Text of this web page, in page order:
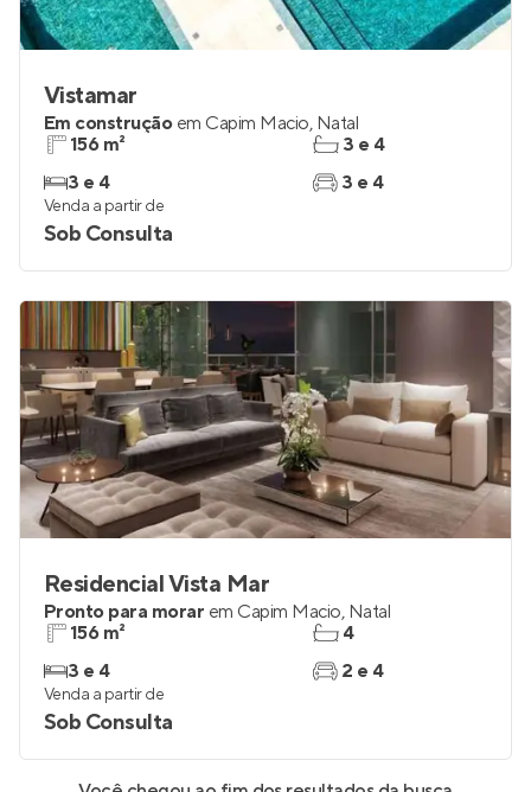
Vistamar
Em construção em Capim Macio, Natal
156 m²
3 e 4
3 e 4
3 e 4
Venda a partir de
Sob Consulta
Residencial Vista Mar
Pronto para morar em Capim Macio, Natal
156 m²
3 e 4
4
2 e 4
Venda a partir de
Sob Consulta